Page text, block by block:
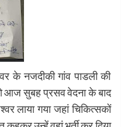
के नजदीकी गांव पाडली की
आज सुबह प्रसव वेदना के बाद
लाया गया जहां चिकित्सकों